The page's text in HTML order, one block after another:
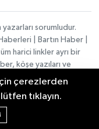
sorumludur.
| Bartın Haber |
harici linkler ayrı bir
köşe yazıları ve
dahi, herhangi bir
çerezlerden
tıklayın.
5 Gözaltı, 4